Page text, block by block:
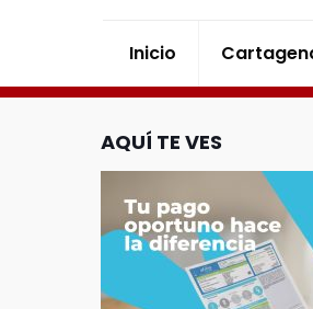
Inicio
AQUÍ TE VES